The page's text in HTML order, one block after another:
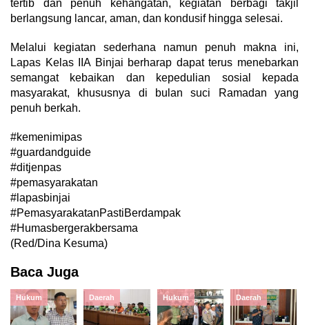
tertib dan penuh kehangatan, kegiatan berbagi takjil
berlangsung lancar, aman, dan kondusif hingga selesai.
Melalui kegiatan sederhana namun penuh makna ini,
Lapas Kelas IIA Binjai berharap dapat terus menebarkan
semangat kebaikan dan kepedulian sosial kepada
masyarakat, khususnya di bulan suci Ramadan yang
penuh berkah.
#kemenimipas
#guardandguide
#ditjenpas
#pemasyarakatan
#lapasbinjai
#PemasyarakatanPastiBerdampak
#Humasbergerakbersama
(Red/Dina Kesuma)
Baca Juga
Hukum Daerah Hukum Daerah